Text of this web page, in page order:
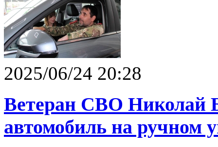
2025/06/24 20:28
Ветеран СВО Николай
автомобиль на ручном